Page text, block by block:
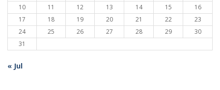
10
11 12 13 14 15
16
17
18 19 20 21 22
23
24
25 26 27 28 29
30
31
« Jul